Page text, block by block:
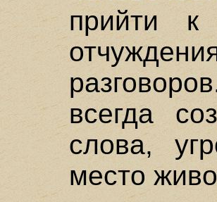
прийти к
всегда
слова,
место